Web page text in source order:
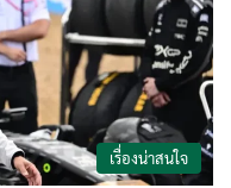
เรื่องน่าสนใจ